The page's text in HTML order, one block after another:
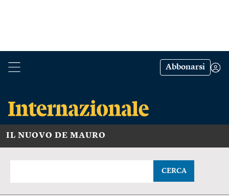
Abbonarsi
IL NUOVO DE MAURO
CERCA